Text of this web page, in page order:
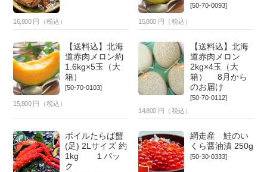
16,800 円（税込）
[50-70-0093]
15,800 円（税込）
【送料込】北海
道赤肉メロン約
1.6kg×5玉（大
箱）
[50-70-0103]
15,800 円（税込）
【送料込】北海
道赤肉メロン
2kg×4玉（大
箱） 8月から
のお届け
[50-70-0112]
14,800 円（税込）
ボイルたらば蟹
(足) 2Lサイズ 約
1kg １パッ
ク
網走産 鮭のい
くら醤油漬 250g
[50-30-0333]